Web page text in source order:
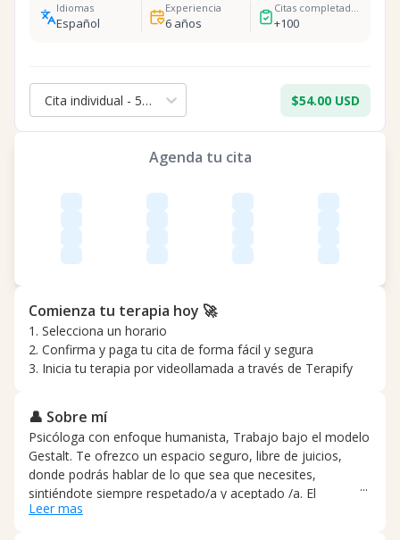
Idiomas
Español
Experiencia
6 años
Citas completadas
+100
Cita individual - 50 min. $54.00 USD
Agenda tu cita
Comienza tu terapia hoy 🚀
1. Selecciona un horario
2. Confirma y paga tu cita de forma fácil y segura
3. Inicia tu terapia por videollamada a través de Terapify
👤 Sobre mí
Psicóloga con enfoque humanista, Trabajo bajo el modelo
Gestalt. Te ofrezco un espacio seguro, libre de juicios,
donde podrás hablar de lo que sea que necesites,
sintiéndote siempre respetado/a y aceptado /a. El
acompañamiento que te ofrezco es profundizar en el
Leer mas